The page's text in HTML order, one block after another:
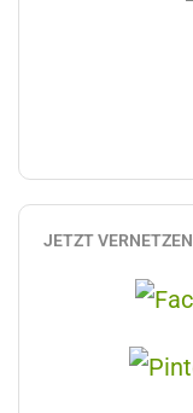
JETZT VERNETZEN